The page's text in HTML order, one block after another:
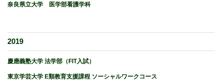
奈良県立大学 医学部看護学科
2019
慶應義塾大学 法学部（FIT入試）
東京学芸大学 E類教育支援課程 ソーシャルワークコース